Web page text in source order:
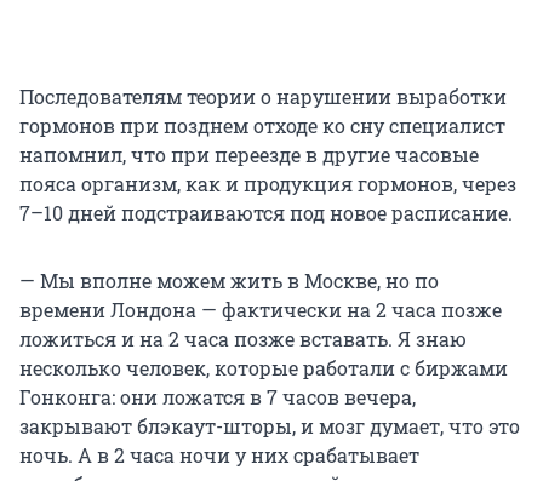
Последователям теории о нарушении выработки
гормонов при позднем отходе ко сну специалист
напомнил, что при переезде в другие часовые
пояса организм, как и продукция гормонов, через
7–10 дней подстраиваются под новое расписание.
— Мы вполне можем жить в Москве, но по
времени Лондона — фактически на 2 часа позже
ложиться и на 2 часа позже вставать. Я знаю
несколько человек, которые работали с биржами
Гонконга: они ложатся в 7 часов вечера,
закрывают блэкаут-шторы, и мозг думает, что это
ночь. А в 2 часа ночи у них срабатывает